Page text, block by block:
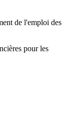
de l'emploi des
pour les